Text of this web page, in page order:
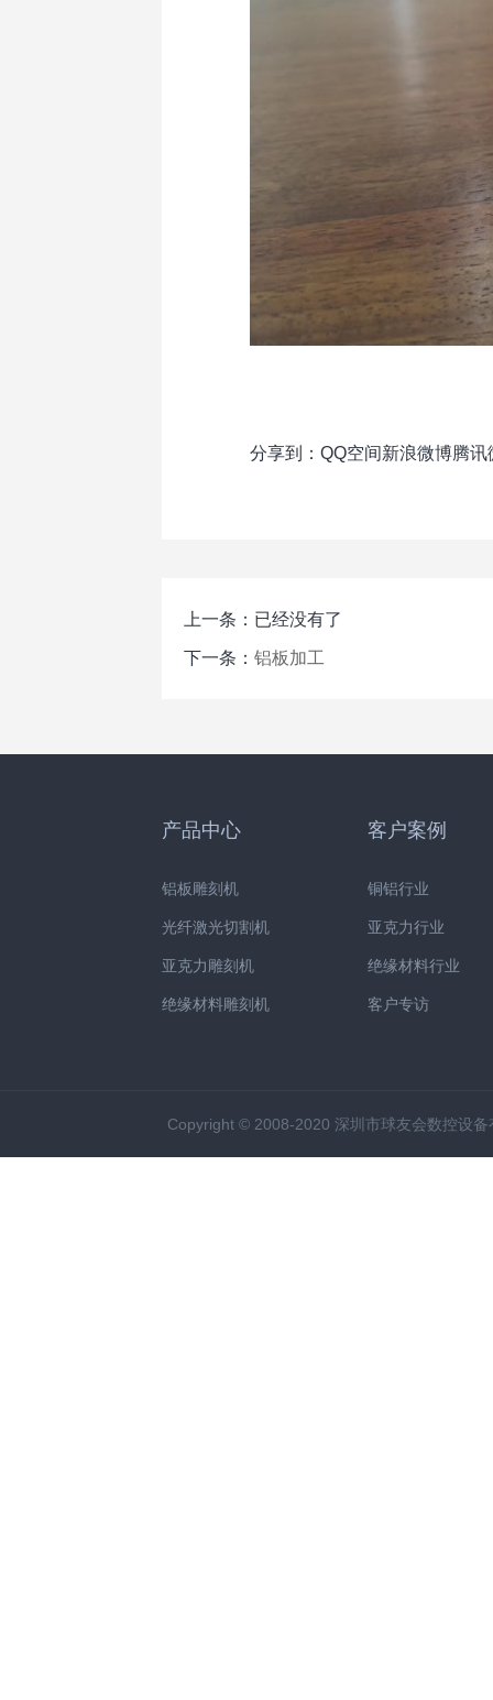
分享到： QQ空间新浪微博腾讯
上一条：已经没有了
下一条： 铝板加工
产品中心
铝板雕刻机
光纤激光切割机
亚克力雕刻机
绝缘材料雕刻机
客户案例
铜铝行业
亚克力行业
绝缘材料行业
客户专访
Copyright © 2008-2020 深圳市球友会数控设备